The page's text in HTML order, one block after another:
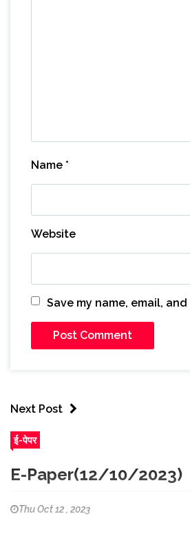
Name *
Website
Save my name, email,
Next Post
ई-पेपर
E-Paper(12/10/2023)
Thu Oct 12 , 2023